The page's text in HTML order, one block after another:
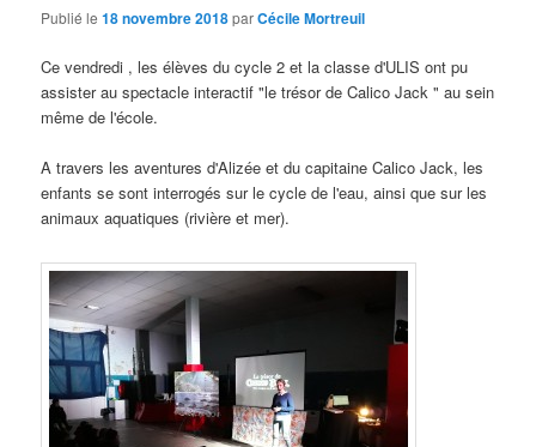
Publié le18 novembre 2018parCécile Mortreuil
Ce vendredi , les élèves du cycle 2 et la classe d'ULIS ont pu
assister au spectacle interactif "le trésor de Calico Jack " au sein
même de l'école.
A travers les aventures d'Alizée et du capitaine Calico Jack, les
enfants se sont interrogés sur le cycle de l'eau, ainsi que sur les
animaux aquatiques (rivière et mer).